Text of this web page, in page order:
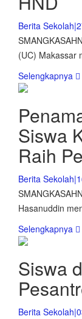
Berita Sekolah|
(UC) Makassar
Selengkapnya
Siswa
Raih
Berita Sekolah|
Hasanuddin
Selengkapnya
Siswa
Berita Sekolah|